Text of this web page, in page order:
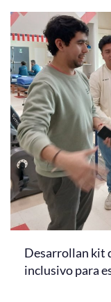
Desarrollan kit
inclusivo para